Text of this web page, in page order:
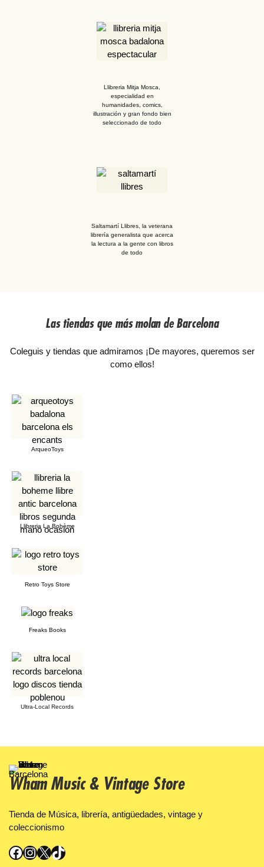
Llibreria Mitja Mosca,
especialidad en
humanidades, comics,
illustración y gran fondo bien
seleccionado de todo
Saltamartí Llibres, la veterana
librería generalista que acerca
la lectura a la gente con libros
de todo
Las tiendas que más molan de Barcelona
Coleguis y tiendas que admiramos ¡De mayores, queremos ser
como ellos!
ArqueoToys
Llibreria La Bohème
Retro Toys Store
Freaks Books
Ultra-Local Records
Wham Music & Vintage Store
Tienda de Música, librería, antigüedades, vintage y
coleccionismo
Facebook InstagramX TikTok